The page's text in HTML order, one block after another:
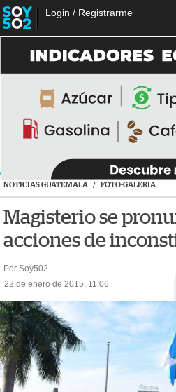
Login / Registrarme
NOTICIAS GUATEMALA / FOTO-GALERIA
Magisterio se
acciones de
Por Soy502
22 de enero de 2015, 11:06